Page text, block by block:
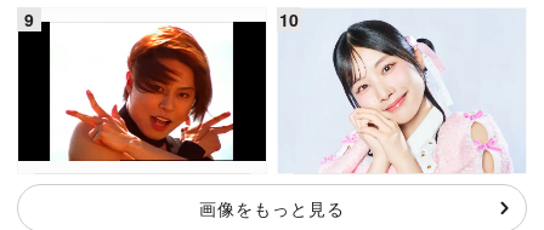
画像をもっと見る